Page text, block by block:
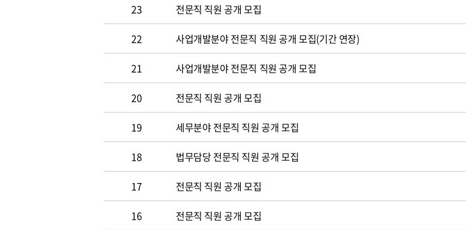
23 전문직 직원 공개 모집
22 사업개발분야 전문직 직원 공개 모집(기간 연장)
21 사업개발분야 전문직 직원 공개 모집
20 전문직 직원 공개 모집
19 세무분야 전문직 직원 공개 모집
18 법무담당 전문직 직원 공개 모집
17 전문직 직원 공개 모집
16 전문직 직원 공개 모집